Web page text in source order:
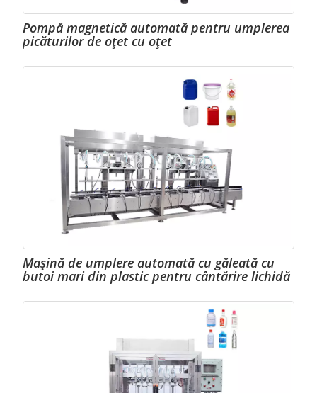
Pompă magnetică automată pentru umplerea
picăturilor de oțet cu oțet
Mașină de umplere automată cu găleată cu
butoi mari din plastic pentru cântărire lichidă